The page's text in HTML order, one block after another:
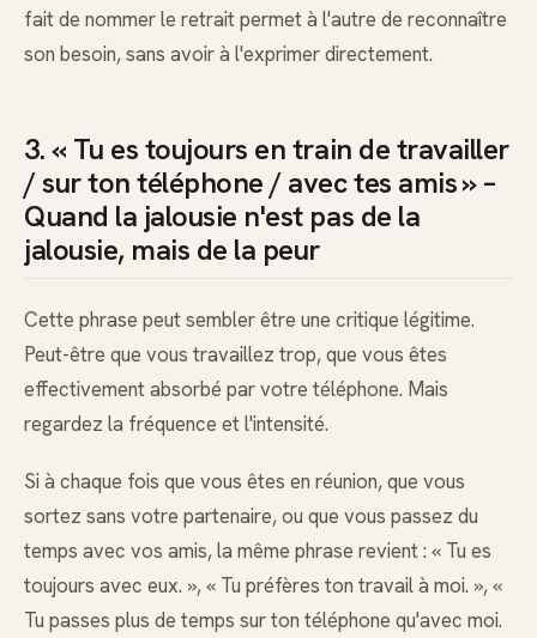
fait de nommer le retrait permet à l'autre de reconnaître
son besoin, sans avoir à l'exprimer directement.
3. « Tu es toujours en train de travailler
/ sur ton téléphone / avec tes amis » –
Quand la jalousie n'est pas de la
jalousie, mais de la peur
Cette phrase peut sembler être une critique légitime.
Peut-être que vous travaillez trop, que vous êtes
effectivement absorbé par votre téléphone. Mais
regardez la fréquence et l'intensité.
Si à chaque fois que vous êtes en réunion, que vous
sortez sans votre partenaire, ou que vous passez du
temps avec vos amis, la même phrase revient : « Tu es
toujours avec eux. », « Tu préfères ton travail à moi. », «
Tu passes plus de temps sur ton téléphone qu'avec moi.